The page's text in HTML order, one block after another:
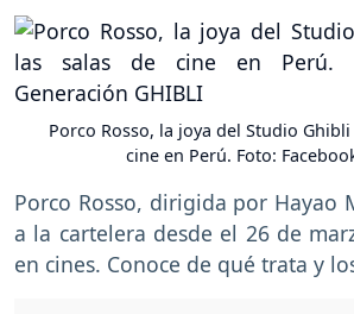
Porco Rosso, la joya del Studio
cine en Perú. Foto:
Porco Rosso, dirigida por Hayao
a la cartelera desde el 26 de
en cines. Conoce de qué trata y